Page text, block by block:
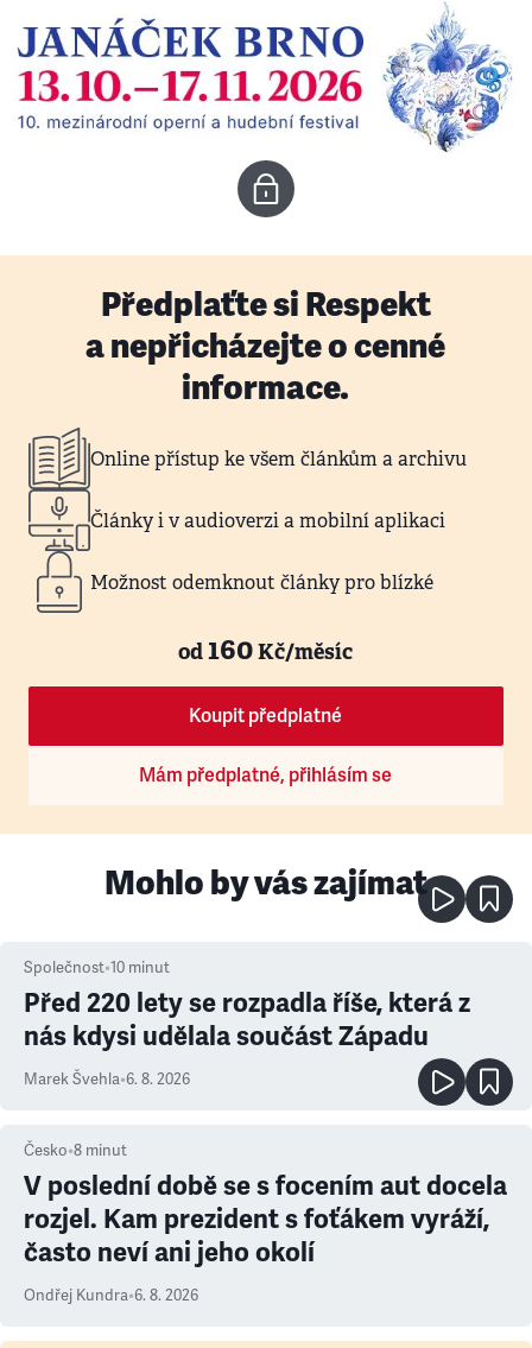
Předplaťte si Respekt
a nepřicházejte o cenné
informace.
Online přístup ke všem článkům a archivu
Články i v audioverzi a mobilní aplikaci
Možnost odemknout články pro blízké
od160Kč/měsíc
Koupit předplatné
Mám předplatné, přihlásím se
Mohlo by vás zajímat
Společnost•10 minut
Před 220 lety se rozpadla říše, která z
nás kdysi udělala součást Západu
Marek Švehla•6. 8. 2026
Česko•8 minut
V poslední době se s focením aut docela
rozjel. Kam prezident s foťákem vyráží,
často neví ani jeho okolí
Ondřej Kundra•6. 8. 2026